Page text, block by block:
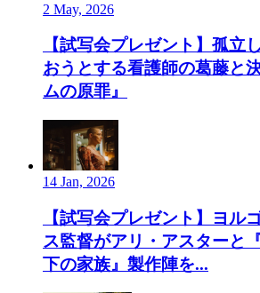
2 May, 2026
【試写会プレゼント】孤立
おうとする看護師の葛藤と
ムの原罪』
14 Jan, 2026
【試写会プレゼント】ヨル
ス監督がアリ・アスターと
下の家族』製作陣を...